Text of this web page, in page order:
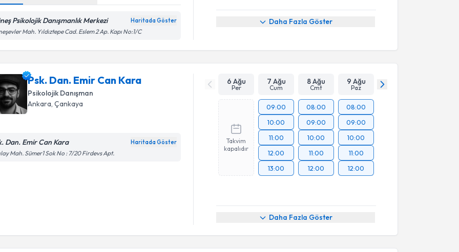
Psikolojik Danışmanlık Merkezi Haritada Göster
Mah. Yıldıztepe Cad. Eslem 2 Ap. Kapı No:1/C
Daha Fazla Göster
Psk. Dan. Emir Can Kara
Psikolojik Danışman
Ankara, Çankaya
Dan. Emir Can Kara Haritada Göster
Mah. Sümer1 Sok No : 7/20 Firdevs Apt.
6 Ağu
Per
7 Ağu
Cum
8 Ağu
Cmt
9 Ağu
Paz
Takvim
kapalıdır
09:00
10:00
11:00
12:00
13:00
08:00
09:00
10:00
11:00
12:00
08:00
09:00
10:00
11:00
12:00
Daha Fazla Göster
Randevu Takvimi Talebi